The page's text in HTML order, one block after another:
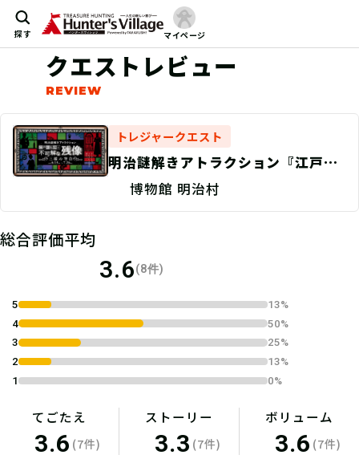
探す マイページ
クエストレビュー
トレジャークエスト
明治謎解きアトラクション『江戸川
乱歩と不可解な残像』〜三様の空
白〜File02 平井太郎の不見識な新天
博物館 明治村
総合評価平均
3.6(8件)
5
13%
4
50%
3
25%
2
13%
1
0%
てごたえ
3.6 (7件)
ストーリー
3.3 (7件)
ボリューム
3.6 (7件)